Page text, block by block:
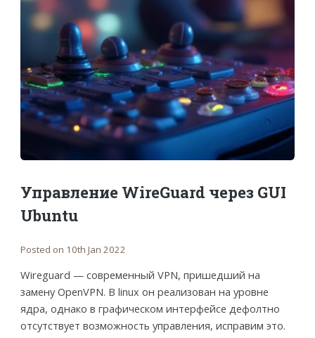
Управление WireGuard через GUI
Ubuntu
Posted on 10th Jan 2022
Wireguard — современный VPN, пришедший на
замену OpenVPN. В linux он реализован на уровне
ядра, однако в графическом интерфейсе дефолтно
отсутствует возможность управления, исправим это.